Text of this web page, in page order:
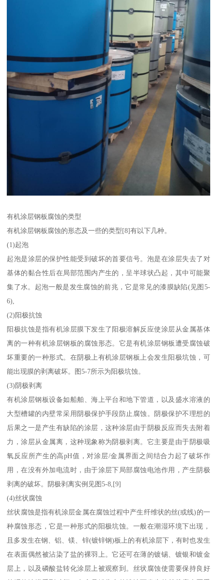
有机涂层钢板腐蚀的类型
有机涂层钢板腐蚀的形态及一些的类型[8]有以下几种。
(1)起泡
起泡是涂层的保护性能受到破坏的首要信号。泡是在涂层失去了对
基体的黏合性后在局部范围内产生的，呈半球状凸起，其中可能聚
集了水。起泡一般是发生腐蚀的前兆，它是常见的漆膜缺陷(见图5-
6),
(2)阳极抗蚀
阳极抗蚀是指有机涂层膜下发生了阳极溶解反应使涂层从金属基体
离的一种有机涂层钢板的腐蚀形态。它是有机涂层钢板遭受腐蚀破
坏重要的一种形式。在阴极上有机涂层钢板上会发生阳极坑蚀，可
能出现膜的剥离破坏。图5-7所示为阳极坑蚀。
(3)阴极剥离
有机涂层钢板设备如船舶、海上平台和地下管道，以及盛水溶液的
大型槽罐的内壁常采用阴极保护手段防止腐蚀。阴极保护不理想的
后果之一是产生有缺陷的涂层，这种涂层由于阴极反应而失去附着
力，涂层从金属离，这种现象称为阴极剥离。它主要是由于阴极吸
氧反应所产生的高pH值，对涂层/金属界面之间结合力起了破坏作
用，在没有外加电流时，由于涂层下局部腐蚀电池作用，产生阴极
剥离的破坏。阴极剥离实例见图5-8,[9]
(4)丝状腐蚀
丝状腐蚀是指有机涂层金属在腐蚀过程中产生纤维状的丝(或线)的一
种腐蚀形态，它是一种形式的阳极坑蚀。一般在潮湿环境下出现，
且多发生在钢、铝、镁、锌(镀锌钢)板上的有机涂层下，有时也发生
在表面偶然被沾染了盐的裸羽上。它还可在薄的镀锡、镀银和镀金
层上，以及磷酸盐转化涂层上被观察到。丝状腐蚀使需要保持良好